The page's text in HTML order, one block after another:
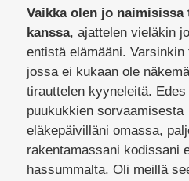
Vaikka olen jo naimisissa
kanssa, ajattelen vieläkin
entistä elämääni. Varsinkin
jossa ei kukaan ole
tirauttelen kyyneleitä. Edes
puukukkien sorvaamisesta
eläkepäivilläni omassa,
rakentamassani kodissani
hassummalta. Oli meillä